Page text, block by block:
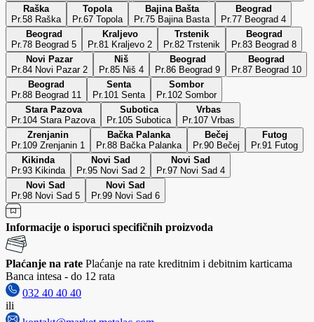
Raška
Pr.58 Raška
Topola
Pr.67 Topola
Bajina Bašta
Pr.75 Bajina Basta
Beograd
Pr.77 Beograd 4
Beograd
Pr.78 Beograd 5
Kraljevo
Pr.81 Kraljevo 2
Trstenik
Pr.82 Trstenik
Beograd
Pr.83 Beograd 8
Novi Pazar
Pr.84 Novi Pazar 2
Niš
Pr.85 Niš 4
Beograd
Pr.86 Beograd 9
Beograd
Pr.87 Beograd 10
Beograd
Pr.88 Beograd 11
Senta
Pr.101 Senta
Sombor
Pr.102 Sombor
Stara Pazova
Pr.104 Stara Pazova
Subotica
Pr.105 Subotica
Vrbas
Pr.107 Vrbas
Zrenjanin
Pr.109 Zrenjanin 1
Bačka Palanka
Pr.88 Bačka Palanka
Bečej
Pr.90 Bečej
Futog
Pr.91 Futog
Kikinda
Pr.93 Kikinda
Novi Sad
Pr.95 Novi Sad 2
Novi Sad
Pr.97 Novi Sad 4
Novi Sad
Pr.98 Novi Sad 5
Novi Sad
Pr.99 Novi Sad 6
Informacije o isporuci specifičnih proizvoda
Plaćanje na rate Plaćanje na rate kreditnim i debitnim karticama
Banca intesa - do 12 rata
032 40 40 40
ili